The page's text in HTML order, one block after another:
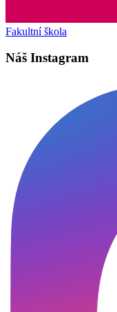
Fakultní škola
Náš Instagram